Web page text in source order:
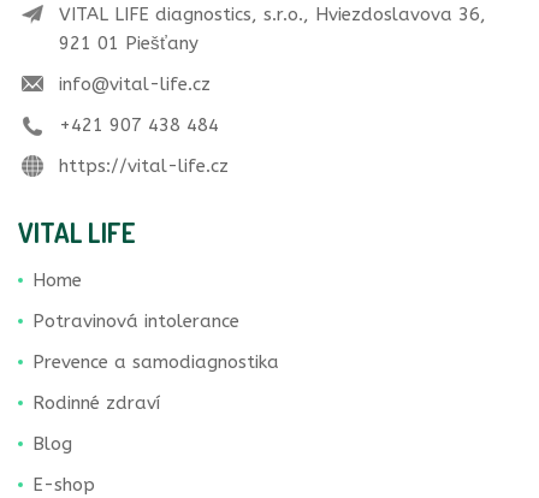
VITAL LIFE diagnostics, s.r.o., Hviezdoslavova 36,
921 01 Piešťany
info@vital-life.cz
+421 907 438 484
https://vital-life.cz
VITAL LIFE
Home
Potravinová intolerance
Prevence a samodiagnostika
Rodinné zdraví
Blog
E-shop